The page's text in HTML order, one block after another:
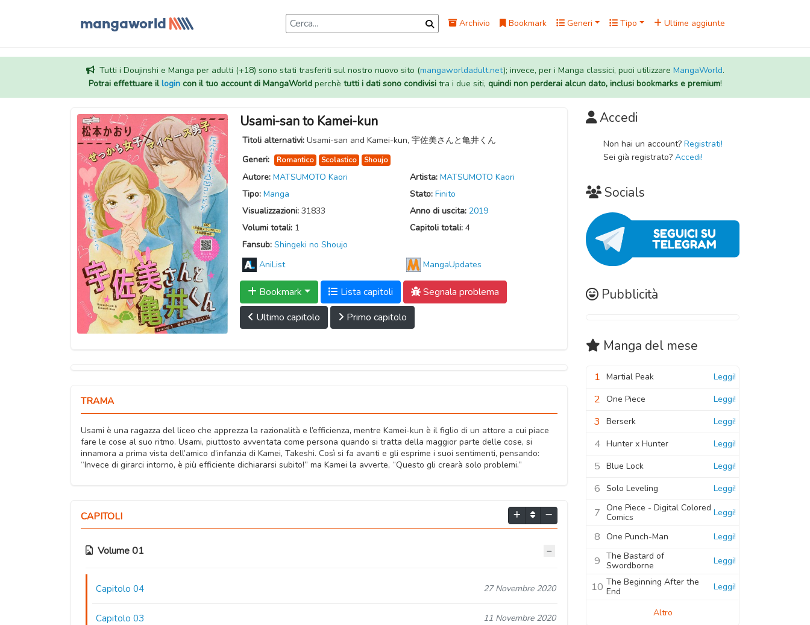
Archivio Bookmark Generi Tipo Ultime aggiunte
Tutti i Doujinshi e Manga per adulti (+18) sono stati trasferiti sul nostro nuovo sito (mangaworldadult.net); invece, per i Manga classici, puoi utilizzare MangaWorld.
Potrai effettuare illogincon il tuo account di MangaWorldperchè tutti i dati sono condivisitra i due siti, quindi non perderai alcun dato, inclusi bookmarks e premium!
Usami-san to Kamei-kun
Titoli alternativi: Usami-san and Kamei-kun, 宇佐美さんと亀井くん
Generi:
Romantico Scolastico Shoujo
Autore: MATSUMOTO Kaori Artista: MATSUMOTO Kaori
Tipo: Manga Stato: Finito
Visualizzazioni: 31833 Anno di uscita: 2019
Volumi totali: 1 Capitoli totali: 4
Fansub: Shingeki no Shoujo
AniList
MangaUpdates
Bookmark Lista capitoli
Segnala problema
Ultimo capitolo
Primo capitolo
TRAMA
Usami è una ragazza del liceo che apprezza la razionalità e l’efficienza, mentre Kamei-kun è il figlio di un attore a cui piace
fare le cose al suo ritmo. Usami, piuttosto avventata come persona quando si tratta della maggior parte delle cose, si
innamora a prima vista dell’amico d’infanzia di Kamei, Takeshi. Così si fa avanti e gli esprime i suoi sentimenti, pensando:
“Invece di girarci intorno, è più efficiente dichiararsi subito!” ma Kamei la avverte, “Questo gli crearà solo problemi.”
CAPITOLI
Volume 01
Capitolo 04 27 Novembre 2020
Capitolo 03 11 Novembre 2020
Accedi
Non hai un account? Registrati!
Sei già registrato? Accedi!
Socials
Pubblicità
Manga del mese
1 Martial Peak Leggi!
2 One Piece Leggi!
3 Berserk Leggi!
4 Hunter x Hunter Leggi!
5 Blue Lock Leggi!
6 Solo Leveling Leggi!
7 One Piece - Digital Colored
Comics
Leggi!
8 One Punch-Man Leggi!
9 The Bastard of
Swordborne
Leggi!
10 The Beginning After the
End
Leggi!
Altro